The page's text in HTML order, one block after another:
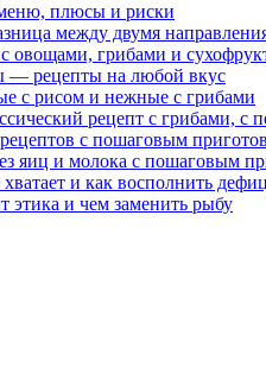
меню, плюсы и риски
между двумя
овощами, грибами и
— рецепты на любой вкус
с рисом и нежные с грибами
рецепт с грибами, с
с пошаговым
яиц и молока с пошаговым
и как восполнить
этика и чем заменить рыбу